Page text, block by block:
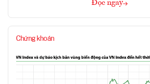
Đọc ngay
Chứng khoán